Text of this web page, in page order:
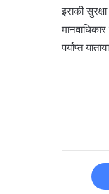
इराकी
पर्याप्त